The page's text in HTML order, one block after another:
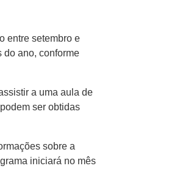
entre setembro e
do ano, conforme
a uma aula de
ser obtidas
sobre a
iniciará no mês